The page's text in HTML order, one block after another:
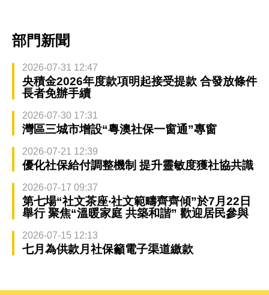
部門新聞
2026-07-31 12:47
央積金2026年度款項明起接受提款 合發放條件
長者免辦手續
2026-07-30 17:31
灣區三城市增設“粵澳社保一窗通”專窗
2026-07-21 12:39
優化社保給付調整機制 提升靈敏度獲社協共識
2026-07-17 09:37
第七場“社文茶座‧社文範疇齊齊傾”於7月22日
舉行 聚焦“溫暖家庭 共築和諧” 歡迎居民參與
2026-07-15 12:13
七月為供款月社保籲電子渠道繳款